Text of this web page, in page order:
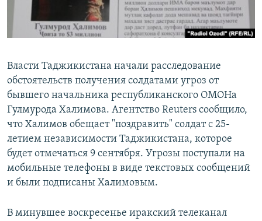
Власти Таджикистана начали расследование
обстоятельств получения солдатами угроз от
бывшего начальника республиканского ОМОНа
Гулмурода Халимова. Агентство Reuters сообщило,
что Халимов обещает "поздравить" солдат с 25-
летием независимости Таджикистана, которое
будет отмечаться 9 сентября. Угрозы поступали на
мобильные телефоны в виде текстовых сообщений
и были подписаны Халимовым.
В минувшее воскресенье иракский телеканал